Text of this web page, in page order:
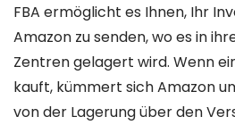
FBA ermöglicht es Ihnen, Ihr
Amazon zu senden, wo es in
Zentren gelagert wird. Wenn
kauft, kümmert sich Amazon
von der Lagerung über den